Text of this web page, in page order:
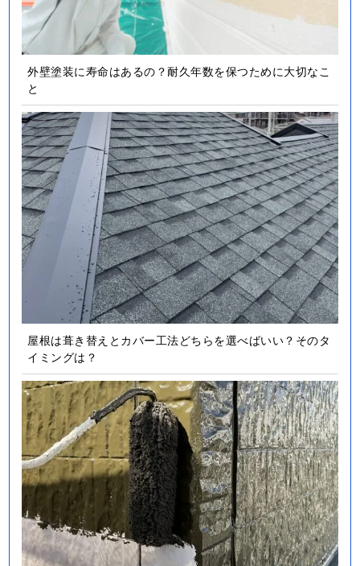
外壁塗装に寿命はあるの？耐久年数を保つために大切なこ
と
屋根は葺き替えとカバー工法どちらを選べばいい？そのタ
イミングは？